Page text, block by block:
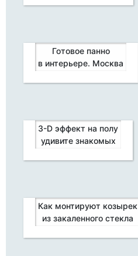
Готовое панно
в интерьере. Москва
3-D эффект на полу
удивите знакомых
Как монтируют козырек
из закаленного стекла